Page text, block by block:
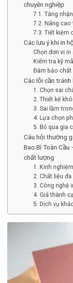
chuyên nghiệp
7.1. Tăng
7.2. Nâng cao
7.3. Tiết kiệm
Các lưu ý khi in
Chọn đơn vị in
Kiểm tra kỹ
Đảm bảo chất
Các lỗi cần
1. Chọn sai
2. Thiết kế
3. Sai lầm
4. Lựa chọn
5. Bỏ qua gia
Câu hỏi thường
Bao Bì Toàn
chất lượng
1. Kinh
2. Chất liệu
3. Công nghệ
4. Giá thành
5. Dịch vụ